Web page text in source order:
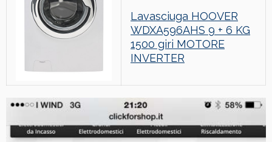
Lavasciuga HOOVER
WDXA596AHS 9 + 6 KG
1500 giri MOTORE
INVERTER